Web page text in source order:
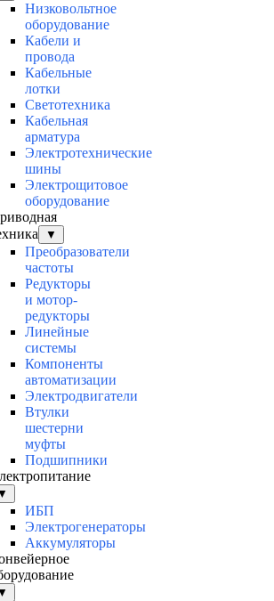
Низковольтное
оборудование
Кабели и
провода
Кабельные
лотки
Светотехника
Кабельная
арматура
Электротехнические
шины
Электрощитовое
оборудование
▼
Преобразователи
частоты
Редукторы
и мотор-
редукторы
Линейные
системы
Компоненты
автоматизации
Электродвигатели
Втулки
шестерни
муфты
Подшипники
ИБП
Электрогенераторы
Аккумуляторы